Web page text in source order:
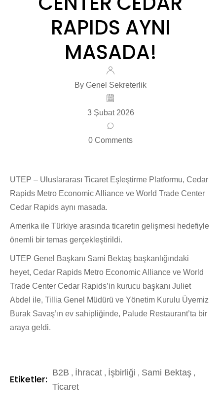
RAPIDS AYNI
MASADA!
By Genel Sekreterlik
3 Şubat 2026
0 Comments
UTEP – Uluslararası Ticaret Eşleştirme Platformu, Cedar
Rapids Metro Economic Alliance ve World Trade Center
Cedar Rapids aynı masada.
Amerika ile Türkiye arasında ticaretin gelişmesi hedefiyle
önemli bir temas gerçekleştirildi.
UTEP Genel Başkanı Sami Bektaş başkanlığındaki
heyet, Cedar Rapids Metro Economic Alliance ve World
Trade Center Cedar Rapids’in kurucu başkanı Juliet
Abdel ile, Tillia Genel Müdürü ve Yönetim Kurulu Üyemiz
Burak Savaş’ın ev sahipliğinde, Palude Restaurant’ta bir
araya geldi.
Etiketler:
B2B , İhracat , İşbirliği , Sami Bektaş ,
Ticaret